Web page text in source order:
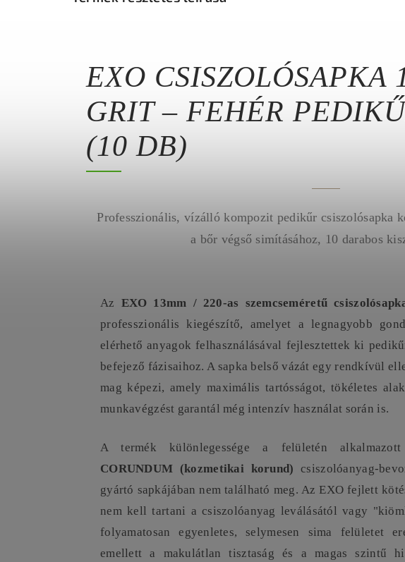
EXO CSISZOLÓSAPKA
GRIT – FEHÉR
(10 DB)
Professzionális, vízálló kompozit pedikűr csiszolósapka
a bőr végső simításához, 10 darabos
Az EXO 13mm / 220-as szemcseméretű
professzionális kiegészítő, amelyet a legnagyobb
elérhető anyagok felhasználásával fejlesztettek ki
befejező fázisaihoz. A sapka belső vázát egy rendkívül
mag képezi, amely maximális tartósságot, tökéletes
munkavégzést garantál még intenzív használat során is.
A termék különlegessége a felületén
CORUNDUM (kozmetikai korund) csiszolóanyag-
gyártó sapkájában nem található meg. Az EXO fejlett
nem kell tartani a csiszolóanyag leválásától vagy
folyamatosan egyenletes, selymesen sima felületet
emellett a makulátlan tisztaság és a magas szintű